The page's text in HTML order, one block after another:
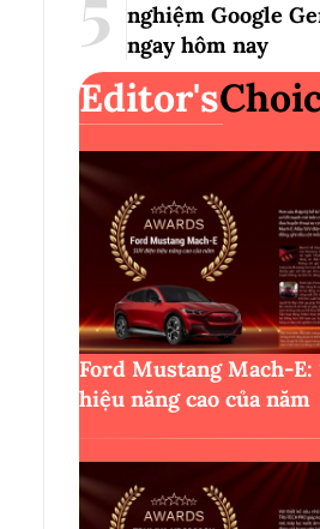
nghiệm Google
ngay hôm nay
Editor's
Ford Mustang Mach-E:
hiệu năng cao của năm